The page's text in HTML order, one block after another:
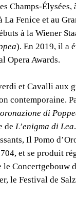
Champs-Élysées,
Fenice et au
à la Wiener
). En 2019, il a
Opera Awards.
et Cavalli aux
contemporaine.
di
de L’enigma di Lea
Il Pomo
et se produit
Concertgebouw
le Festival de